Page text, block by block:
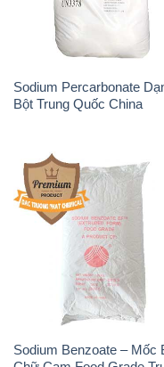
Phèn Nhôm – Al2(SO4)3
Trung Quốc China